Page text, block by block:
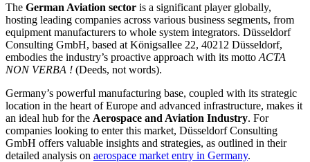
The German Aviation sector is a significant player globally,
hosting leading companies across various business segments, from
equipment manufacturers to whole system integrators. Düsseldorf
Consulting GmbH, based at Königsallee 22, 40212 Düsseldorf,
embodies the industry’s proactive approach with its motto ACTA
NON VERBA ! (Deeds, not words).
Germany’s powerful manufacturing base, coupled with its strategic
location in the heart of Europe and advanced infrastructure, makes it
an ideal hub for the Aerospace and Aviation Industry. For
companies looking to enter this market, Düsseldorf Consulting
GmbH offers valuable insights and strategies, as outlined in their
detailed analysis on aerospace market entry in Germany.